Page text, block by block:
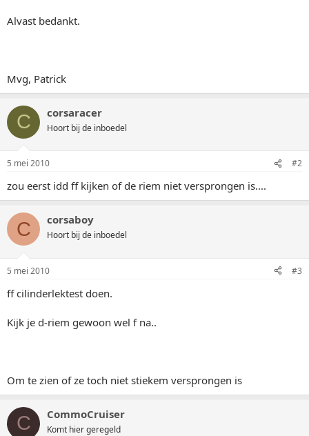
Alvast bedankt.
Mvg, Patrick
C corsaracer
Hoort bij de inboedel
5 mei 2010 #2
zou eerst idd ff kijken of de riem niet versprongen is....
C corsaboy
Hoort bij de inboedel
5 mei 2010 #3
ff cilinderlektest doen.
Kijk je d-riem gewoon wel f na..
Om te zien of ze toch niet stiekem versprongen is
C CommoCruiser
Komt hier geregeld